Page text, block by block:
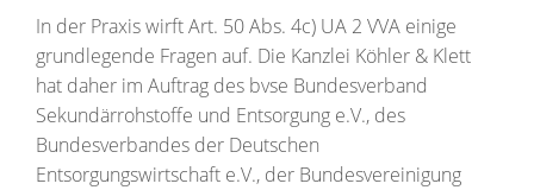
In der Praxis wirft Art. 50 Abs. 4c) UA 2 VVA einige
grundlegende Fragen auf. Die Kanzlei Köhler & Klett
hat daher im Auftrag des bvse Bundesverband
Sekundärrohstoffe und Entsorgung e.V., des
Bundesverbandes der Deutschen
Entsorgungswirtschaft e.V., der Bundesvereinigung